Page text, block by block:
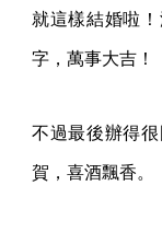
就這樣結婚啦
字，萬事大吉！
不過最後辦得
賀，喜酒飄香。